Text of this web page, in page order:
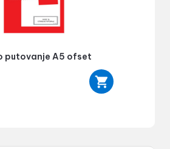
putovanje A5 ofset